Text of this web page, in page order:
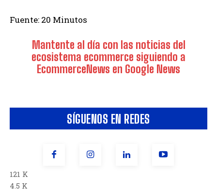
SÍGUENOS EN REDES
121 K
4.5 K
Fuente: 20 Minutos
Mantente al día con las noticias del
ecosistema ecommerce siguiendo a
EcommerceNews en Google News